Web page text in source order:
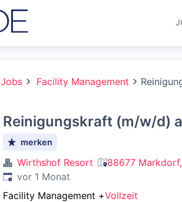
Jobs Facility Management
Reinigungskraft (m/w/d)
merken
Wirthshof Resort
88677
Veröffentlicht:
vor 1 Monat
Facility Management +Vollzeit